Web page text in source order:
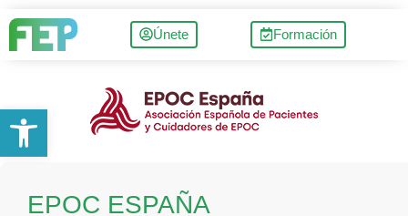
Únete Formación
EPOC ESPAÑA
Abrir barra de herramientas